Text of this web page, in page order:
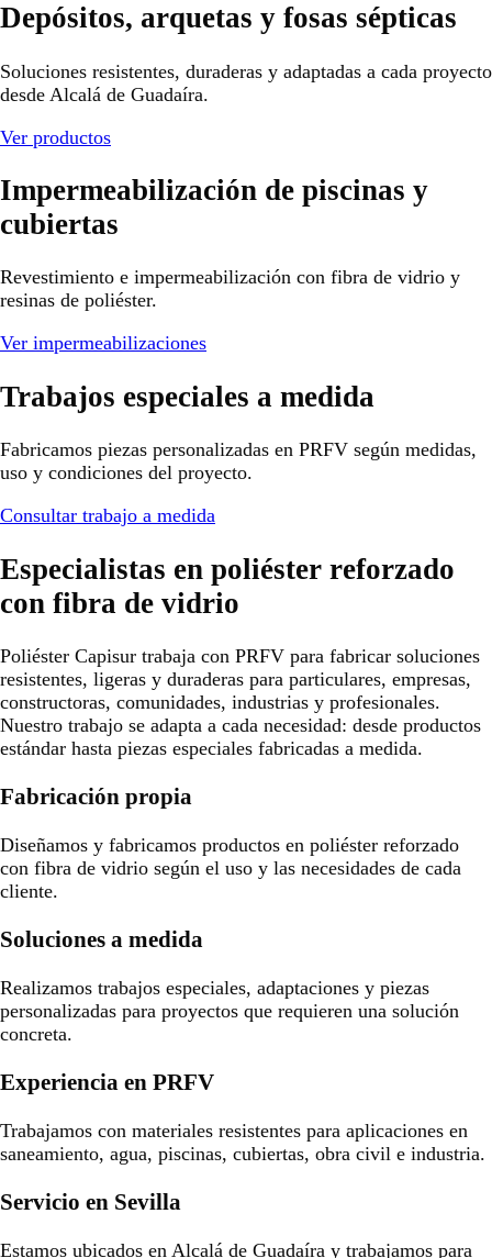
Depósitos, arquetas y fosas sépticas
Soluciones resistentes, duraderas y adaptadas a cada proyecto
desde Alcalá de Guadaíra.
Ver productos
Impermeabilización de piscinas y
cubiertas
Revestimiento e impermeabilización con fibra de vidrio y
resinas de poliéster.
Ver impermeabilizaciones
Trabajos especiales a medida
Fabricamos piezas personalizadas en PRFV según medidas,
uso y condiciones del proyecto.
Consultar trabajo a medida
Especialistas en poliéster reforzado
con fibra de vidrio
Poliéster Capisur trabaja con PRFV para fabricar soluciones
resistentes, ligeras y duraderas para particulares, empresas,
constructoras, comunidades, industrias y profesionales.
Nuestro trabajo se adapta a cada necesidad: desde productos
estándar hasta piezas especiales fabricadas a medida.
Fabricación propia
Diseñamos y fabricamos productos en poliéster reforzado
con fibra de vidrio según el uso y las necesidades de cada
cliente.
Soluciones a medida
Realizamos trabajos especiales, adaptaciones y piezas
personalizadas para proyectos que requieren una solución
concreta.
Experiencia en PRFV
Trabajamos con materiales resistentes para aplicaciones en
saneamiento, agua, piscinas, cubiertas, obra civil e industria.
Servicio en Sevilla
Estamos ubicados en Alcalá de Guadaíra y trabajamos para